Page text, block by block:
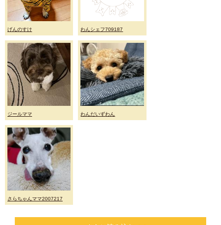
げんのすけ わんシェフ709187
ジールママ わんだいずわん
さらちゃんママ2007217